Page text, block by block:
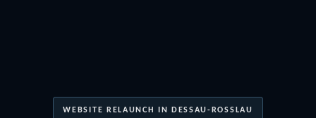
WEBSITE RELAUNCH IN DESSAU-ROSSLAU